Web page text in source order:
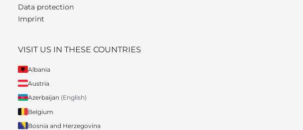
Data protection
Imprint
VISIT US IN THESE COUNTRIES
Albania
Austria
Azerbaijan (English)
Belgium
Bosnia and Herzegovina